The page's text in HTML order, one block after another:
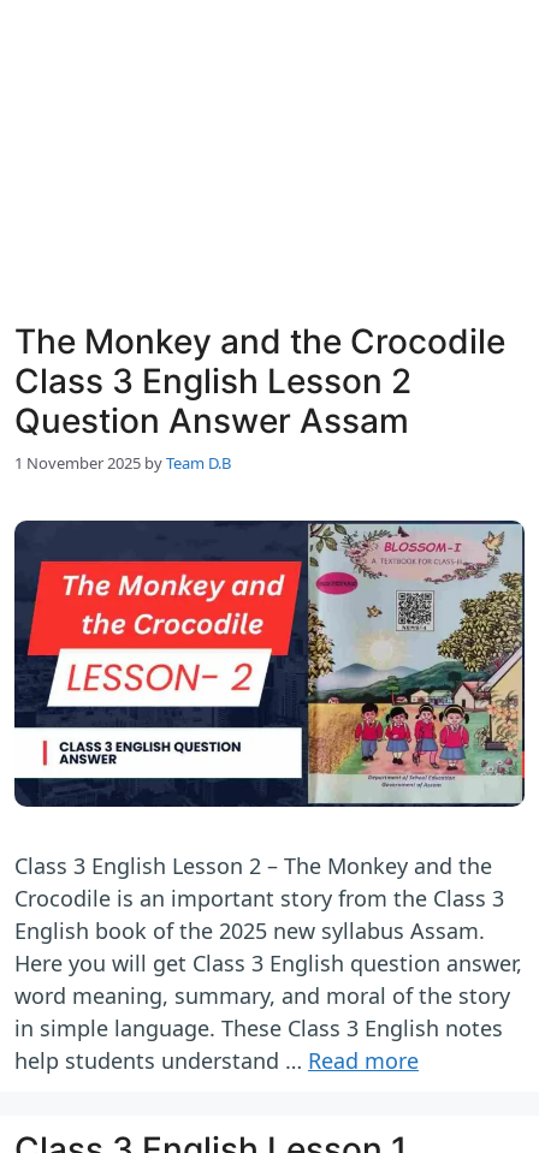
The Monkey and the Crocodile
Class 3 English Lesson 2
Question Answer Assam
1 November 2025 byTeam D.B
Class 3 English Lesson 2 – The Monkey and the
Crocodile is an important story from the Class 3
English book of the 2025 new syllabus Assam.
Here you will get Class 3 English question answer,
word meaning, summary, and moral of the story
in simple language. These Class 3 English notes
help students understand … Read more